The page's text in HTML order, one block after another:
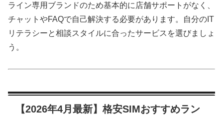
ライン専用ブランドのため基本的に店舗サポートがなく、
チャットやFAQで自己解決する必要があります。自分のIT
リテラシーと相談スタイルに合ったサービスを選びましょ
う。
【2026年4月最新】格安SIMおすすめラン